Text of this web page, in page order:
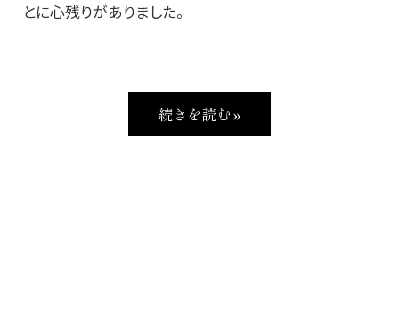
とに心残りがありました。
続きを読む »